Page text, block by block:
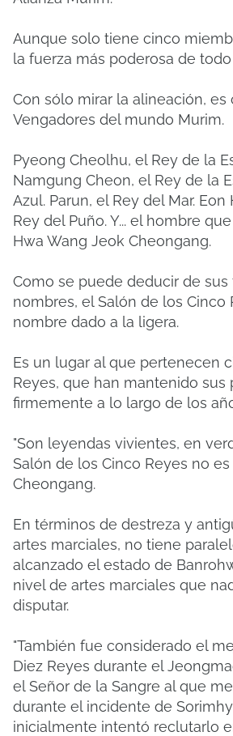
Aunque solo tiene cinco
la fuerza más poderosa de
Con sólo mirar la alineación, es
Vengadores del mundo Murim.
Pyeong Cheolhu, el Rey de la
Namgung Cheon, el Rey de la
Azul. Parun, el Rey del Mar.
Rey del Puño. Y... el hombre
Hwa Wang Jeok Cheongang.
Como se puede deducir de
nombres, el Salón de los Cinco
nombre dado a la ligera.
Es un lugar al que pertenecen
Reyes, que han mantenido sus
firmemente a lo largo de los
"Son leyendas vivientes, en
Salón de los Cinco Reyes no
Cheongang.
En términos de destreza y
artes marciales, no tiene
alcanzado el estado de
nivel de artes marciales que
disputar.
"También fue considerado el
Diez Reyes durante el
el Señor de la Sangre al que
durante el incidente de
inicialmente intentó reclutarlo